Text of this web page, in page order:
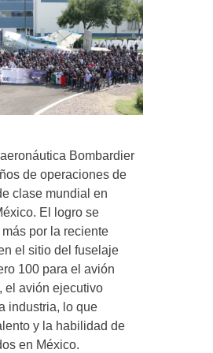
Bombardier
de operaciones de
clase mundial en
El logro se
por la reciente
el sitio del fuselaje
100 para el avión
el avión ejecutivo
industria, lo que
y la habilidad de
en México.